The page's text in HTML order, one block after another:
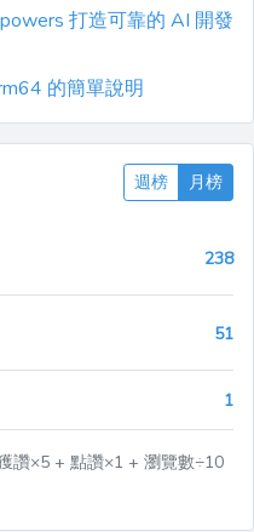
打造可靠的 AI 開發
的簡單說明
週榜 月榜
238
51
1
讚×5 + 點讚×1 + 瀏覽數÷10